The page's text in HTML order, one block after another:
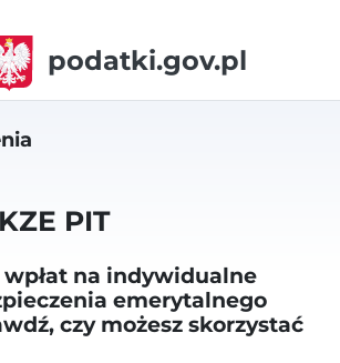
podatki.gov.pl
PIT
na indywidualne
emerytalnego
czy możesz skorzystać